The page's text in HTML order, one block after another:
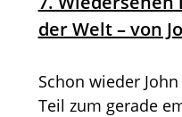
der Welt – von
Schon wieder
Teil zum gerade